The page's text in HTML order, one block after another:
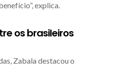
explica.
os brasileiros
Zabala destacou o